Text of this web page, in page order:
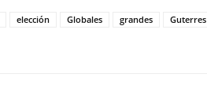
elección Globales grandes Guterres